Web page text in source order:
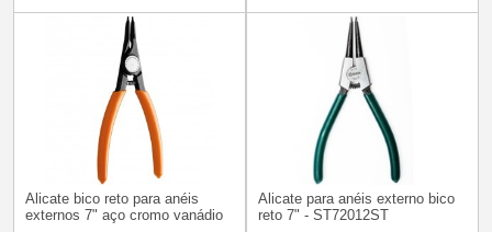
Alicate bico reto para anéis
externos 7" aço cromo vanádio
Alicate para anéis externo bico
reto 7" - ST72012ST